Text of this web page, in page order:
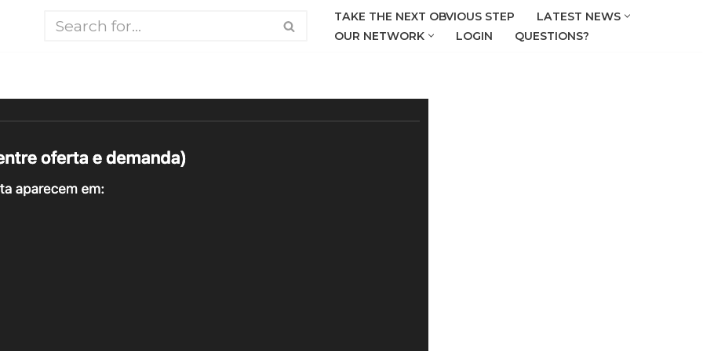
TAKE THE NEXT OBVIOUS STEP
LATEST NEWS
OUR NETWORK
LOGIN QUESTIONS?